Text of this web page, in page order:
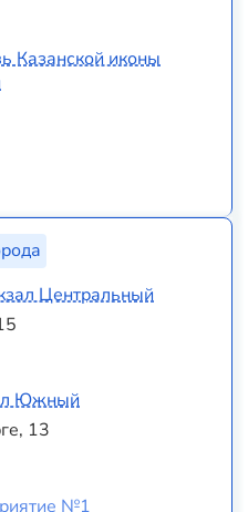
Казанской иконы
Центральный
Южный
13
№1